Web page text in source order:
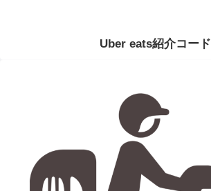
Uber eats紹介コード